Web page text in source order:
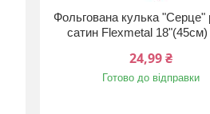
Фольгована кулька "Серце"
сатин Flexmetal
24,99 ₴
Готово до відправки